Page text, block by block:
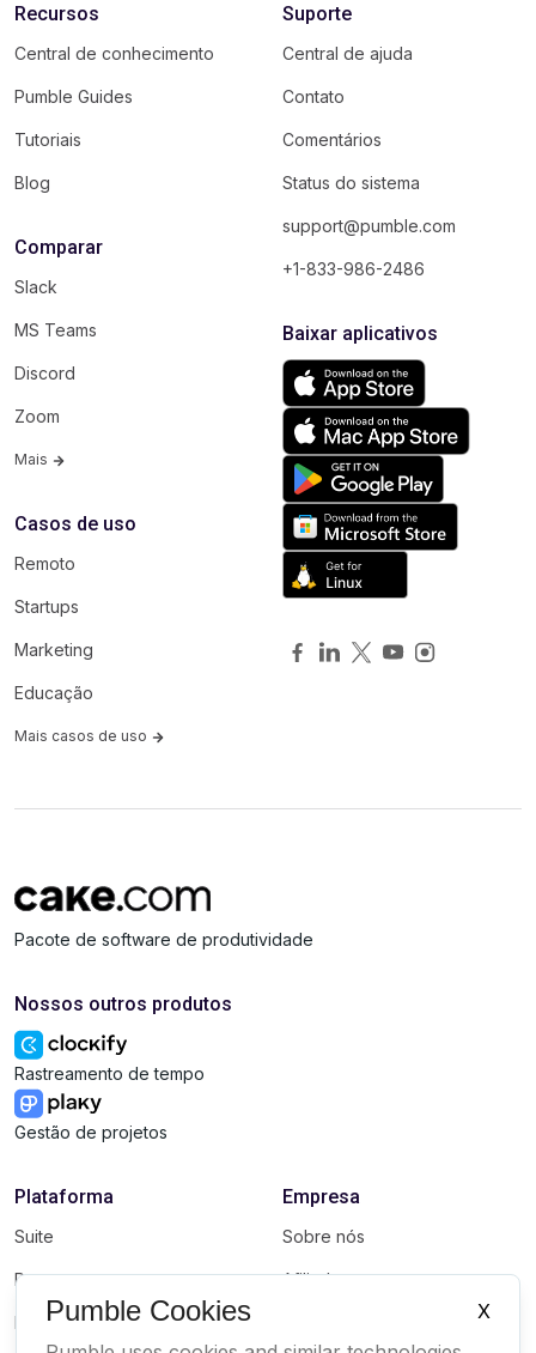
Recursos
Central de conhecimento
Pumble Guides
Tutoriais
Blog
Comparar
Slack
MS Teams
Discord
Zoom
Mais
Casos de uso
Remoto
Startups
Marketing
Educação
Mais casos de uso
Suporte
Central de ajuda
Contato
Comentários
Status do sistema
support@pumble.com
+1-833-986-2486
Baixar aplicativos
Pacote de software de produtividade
Nossos outros produtos
Rastreamento de tempo
Gestão de projetos
Plataforma
Suite
Pacote
Marketplace
Empresa
Sobre nós
Afiliados
Pumble Cookies
X